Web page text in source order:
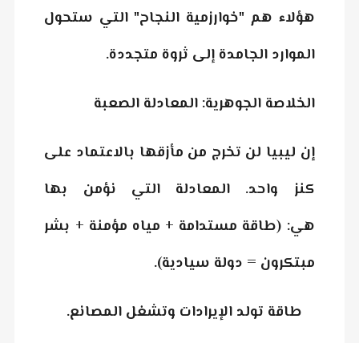
هؤلاء هم "خوارزمية النجاح" التي ستحول
الموارد الجامدة إلى ثروة متجددة.
الخلاصة الجوهرية: المعادلة الصعبة
إن ليبيا لن تخرج من مأزقها بالاعتماد على
كنز واحد. المعادلة التي نؤمن بها
هي: (طاقة مستدامة + مياه مؤمنة + بشر
مبتكرون = دولة سيادية).
طاقة تولد الإيرادات وتشغل المصانع.